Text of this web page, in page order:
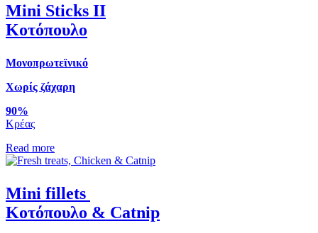
Mini Sticks II
Κοτόπουλο
Μονοπρωτεϊνικό
Χωρίς ζάχαρη
90%
Κρέας
Read more
Mini fillets
Κοτόπουλο & Catnip